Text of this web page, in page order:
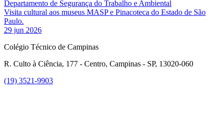
Departamento de Segurança do Trabalho e Ambiental
Visita cultural aos museus MASP e Pinacoteca do Estado de São
Paulo.
29 jun 2026
Colégio Técnico de Campinas
R. Culto à Ciência, 177 - Centro, Campinas - SP, 13020-060
(19) 3521-9903